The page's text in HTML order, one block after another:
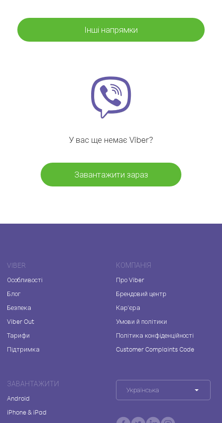
Інші напрямки
У вас ще немає Viber?
Завантажити зараз
VIBER
Особливості
Блог
Безпека
Viber Out
Тарифи
Підтримка
КОМПАНІЯ
Про Viber
Брендовий центр
Кар'єра
Умови й політики
Політика конфіденційності
Customer Complaints Code
ЗАВАНТАЖИТИ
Android
iPhone & iPad
Українська